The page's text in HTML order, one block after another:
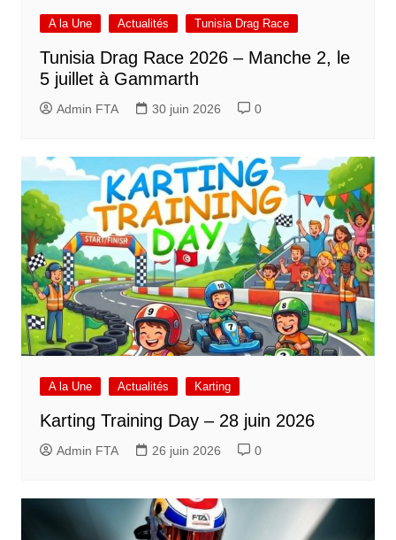
A la Une Actualités Tunisia Drag Race
Tunisia Drag Race 2026 – Manche 2, le
5 juillet à Gammarth
Admin FTA 30 juin 2026 0
A la Une Actualités Karting
Karting Training Day – 28 juin 2026
Admin FTA 26 juin 2026 0